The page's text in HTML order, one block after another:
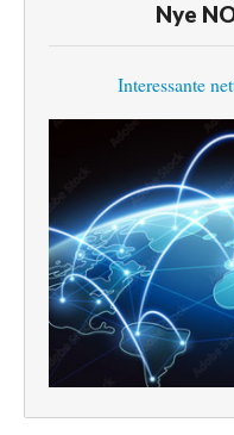
Nye
Interessante